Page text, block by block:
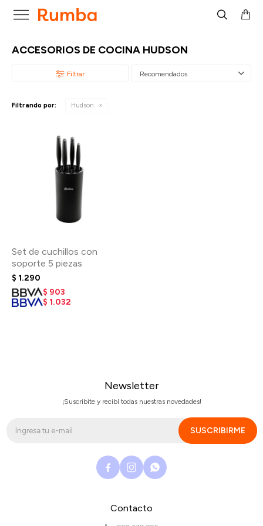

ACCESORIOS DE COCINA HUDSON
Recomendados
Filtrando por: Hudson
Set de cuchillos con
soporte 5 piezas
$ 1.290
$ 903
$ 1.032
Contacto
Newsletter
¡Suscribite y recibí todas nuestras novedades!
SUSCRIBIRME
  